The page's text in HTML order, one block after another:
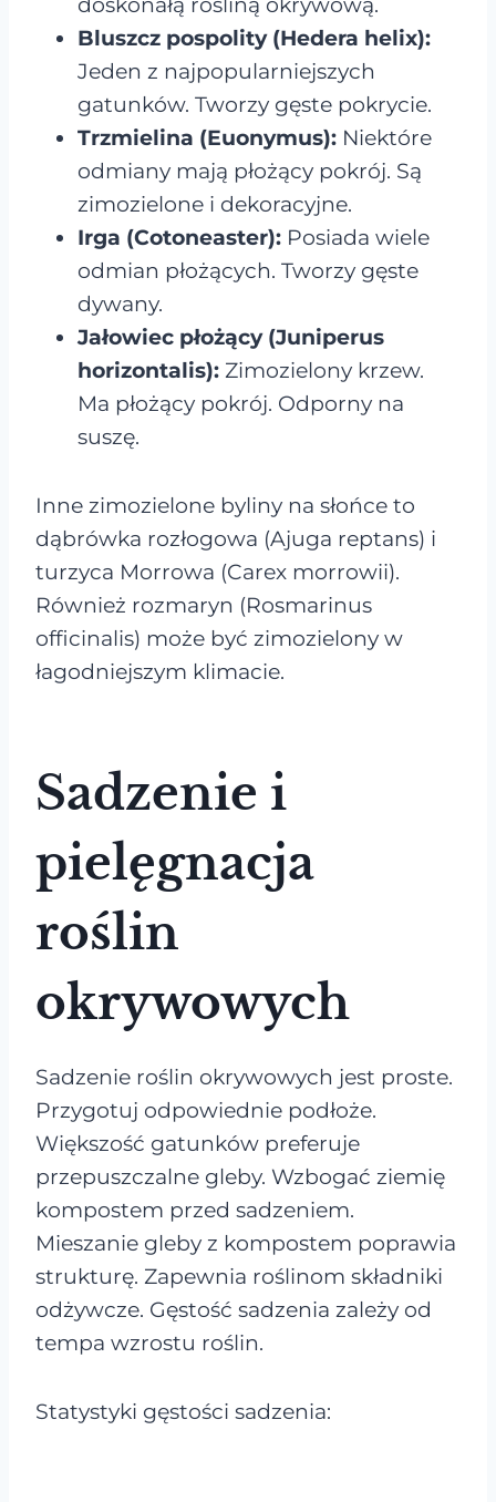
Bluszcz pospolity (Hedera helix):
Jeden z najpopularniejszych
gatunków. Tworzy gęste pokrycie.
Trzmielina (Euonymus): Niektóre
odmiany mają płożący pokrój. Są
zimozielone i dekoracyjne.
Irga (Cotoneaster): Posiada wiele
odmian płożących. Tworzy gęste
dywany.
Jałowiec płożący (Juniperus
horizontalis): Zimozielony krzew.
Ma płożący pokrój. Odporny na
suszę.
Inne zimozielone byliny na słońce to
dąbrówka rozłogowa (Ajuga reptans) i
turzyca Morrowa (Carex morrowii).
Również rozmaryn (Rosmarinus
officinalis) może być zimozielony w
łagodniejszym klimacie.
Sadzenie i
pielęgnacja
roślin
okrywowych
Sadzenie roślin okrywowych jest proste.
Przygotuj odpowiednie podłoże.
Większość gatunków preferuje
przepuszczalne gleby. Wzbogać ziemię
kompostem przed sadzeniem.
Mieszanie gleby z kompostem poprawia
strukturę. Zapewnia roślinom składniki
odżywcze. Gęstość sadzenia zależy od
tempa wzrostu roślin.
Statystyki gęstości sadzenia: